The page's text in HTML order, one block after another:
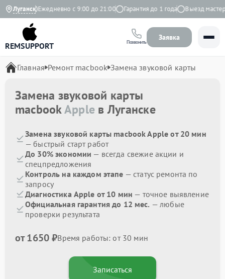
ЛуганскЕжедневно с 9:00 до 21:00 Гарантия до 1 года Выезд мастера
REMSUPPORT Позвонить
Заявка
Главная Ремонт macbook Замена звуковой карты
Замена звуковой карты
macbookApple в Луганске
Замена звуковой карты macbook Apple от 20 мин
— быстрый старт работ
До 30% экономии — всегда свежие акции и
спецпредложения
Контроль на каждом этапе — статус ремонта по
запросу
Диагностика Apple от 10 мин — точное выявление
Официальная гарантия до 12 мес. — любые
проверки результата
от 1650 ₽Время работы: от 30 мин
Записаться